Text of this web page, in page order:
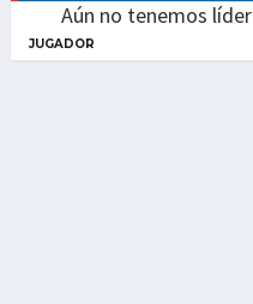
Aún no tenemos
JUGADOR